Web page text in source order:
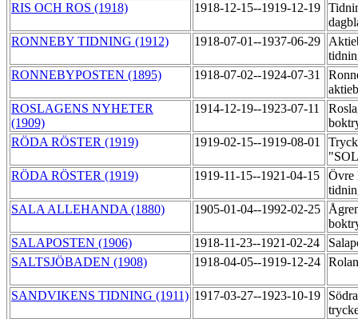
RIS OCH ROS (1918)
1918-12-15--1919-12-19
RONNEBY TIDNING (1912)
1918-07-01--1937-06-29
RONNEBYPOSTEN (1895)
1918-07-02--1924-07-31
ROSLAGENS NYHETER
(1909)
1914-12-19--1923-07-11
RÖDA RÖSTER (1919)
1919-02-15--1919-08-01
RÖDA RÖSTER (1919)
1919-11-15--1921-04-15
Övre
SALA ALLEHANDA (1880)
1905-01-04--1992-02-25
SALAPOSTEN (1906)
1918-11-23--1921-02-24
SALTSJÖBADEN (1908)
1918-04-05--1919-12-24
SANDVIKENS TIDNING (1911) 1917-03-27--1923-10-19